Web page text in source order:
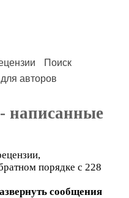
Поиск
авторов
- написанные
порядке с 228
сообщения